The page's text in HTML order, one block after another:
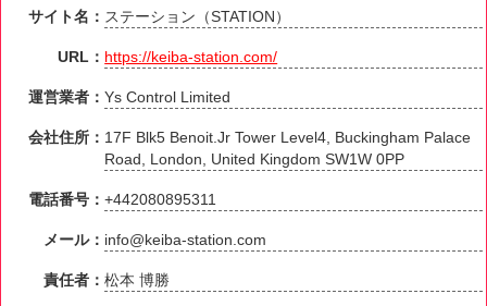
サイト名： ステーション（STATION）
URL： https://keiba-station.com/
運営業者：Ys Control Limited
会社住所： 17F Blk5 Benoit.Jr Tower Level4, Buckingham Palace
Road, London, United Kingdom SW1W 0PP
電話番号：+442080895311
メール： info@keiba-station.com
責任者：松本 博勝